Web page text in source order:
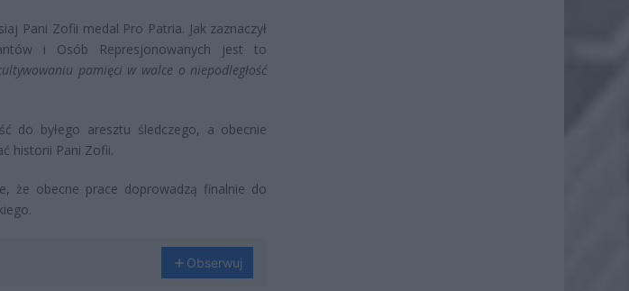
Pani Zofii medal Pro Patria. Jak zaznaczył
i Osób Represjonowanych jest to
pamięci w walce o niepodległość
do byłego aresztu śledczego, a obecnie
historii Pani Zofii.
że obecne prace doprowadzą finalnie do
Obserwuj